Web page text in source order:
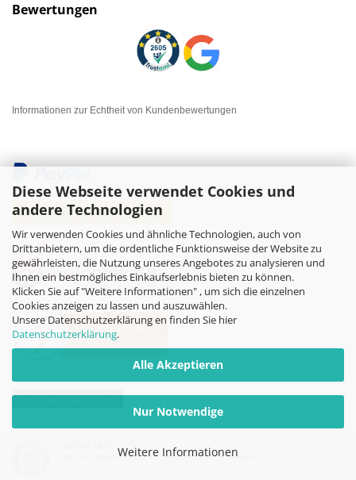
Diese Webseite verwendet Cookies und
andere Technologien
Wir verwenden Cookies und ähnliche Technologien, auch von
Drittanbietern, um die ordentliche Funktionsweise der Website zu
gewährleisten, die Nutzung unseres Angebotes zu analysieren und
Ihnen ein bestmögliches Einkaufserlebnis bieten zu können.
Klicken Sie auf "Weitere Informationen" , um sich die einzelnen
Cookies anzeigen zu lassen und auszuwählen.
Unsere Datenschutzerklärung en finden Sie hier
Datenschutzerklärung.
Alle Akzeptieren
Nur Notwendige
Weitere Informationen
Bewertungen
Informationen zur Echtheit von Kundenbewertungen
Vertrag widerrufen
(5 / 5)
Bewertungen bei: dawanda.com, kasuwa.de ⓘ